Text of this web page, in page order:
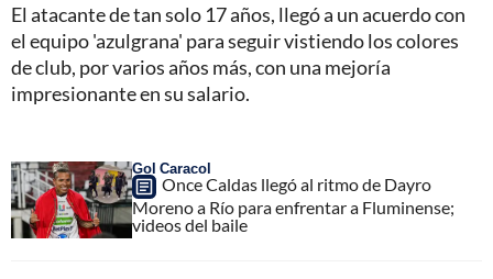
El atacante de tan solo 17 años, llegó a un acuerdo con
el equipo 'azulgrana' para seguir vistiendo los colores
de club, por varios años más, con una mejoría
impresionante en su salario.
Gol Caracol
Once Caldas llegó al ritmo de Dayro
Moreno a Río para enfrentar a Fluminense;
videos del baile